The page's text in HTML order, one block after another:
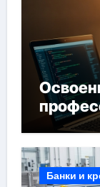
Банки и